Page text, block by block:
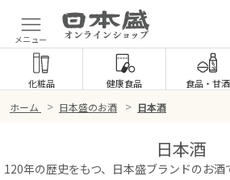
メニュー
化粧品 健康食品 食品・ 甘酒
ホーム > 日本盛のお酒 > 日本酒
日本酒
120年の歴史をもつ、日本盛ブランドのお